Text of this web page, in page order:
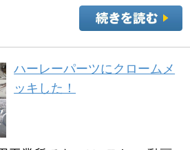
ハーレーパーツにクロームメ
ッキした！